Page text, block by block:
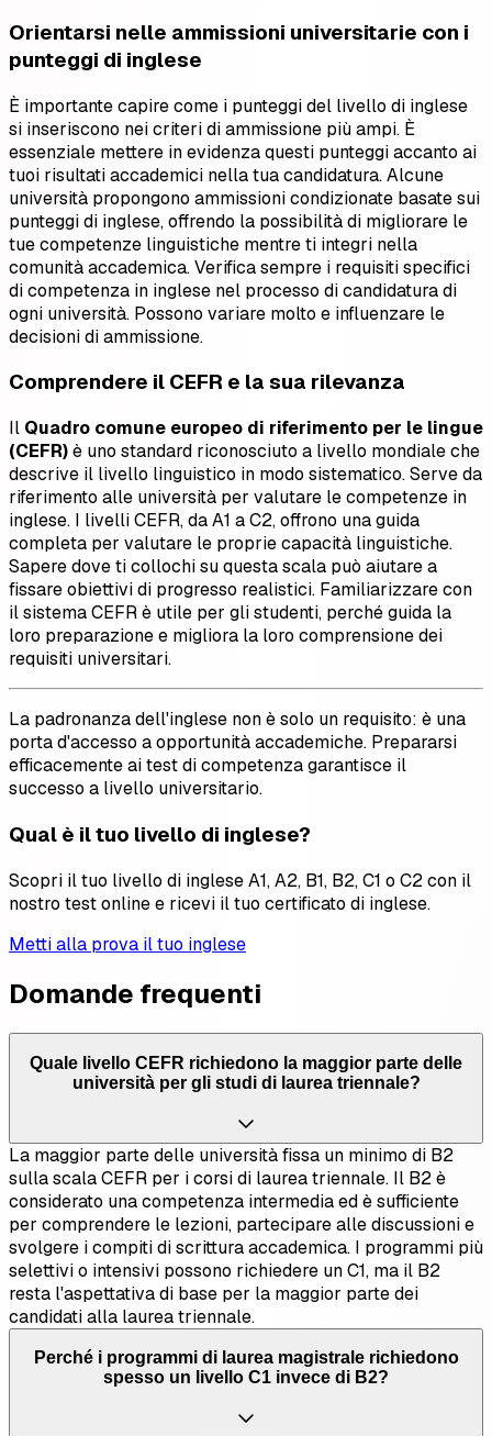
Orientarsi nelle ammissioni universitarie con i
punteggi di inglese
È importante capire come i punteggi del livello di inglese
si inseriscono nei criteri di ammissione più ampi. È
essenziale mettere in evidenza questi punteggi accanto ai
tuoi risultati accademici nella tua candidatura. Alcune
università propongono ammissioni condizionate basate sui
punteggi di inglese, offrendo la possibilità di migliorare le
tue competenze linguistiche mentre ti integri nella
comunità accademica. Verifica sempre i requisiti specifici
di competenza in inglese nel processo di candidatura di
ogni università. Possono variare molto e influenzare le
decisioni di ammissione.
Comprendere il CEFR e la sua rilevanza
Il Quadro comune europeo di riferimento per le lingue
(CEFR)è uno standard riconosciuto a livello mondiale che
descrive il livello linguistico in modo sistematico. Serve da
riferimento alle università per valutare le competenze in
inglese. I livelli CEFR, da A1 a C2, offrono una guida
completa per valutare le proprie capacità linguistiche.
Sapere dove ti collochi su questa scala può aiutare a
fissare obiettivi di progresso realistici. Familiarizzare con
il sistema CEFR è utile per gli studenti, perché guida la
loro preparazione e migliora la loro comprensione dei
requisiti universitari.
La padronanza dell'inglese non è solo un requisito: è una
porta d'accesso a opportunità accademiche. Prepararsi
efficacemente ai test di competenza garantisce il
successo a livello universitario.
Qual è il tuo livello di inglese?
Scopri il tuo livello di inglese A1, A2, B1, B2, C1 o C2 con il
nostro test online e ricevi il tuo certificato di inglese.
Metti alla prova il tuo inglese
Domande frequenti
Quale livello CEFR richiedono la maggior parte delle
università per gli studi di laurea triennale?
La maggior parte delle università fissa un minimo di B2
sulla scala CEFR per i corsi di laurea triennale. Il B2 è
considerato una competenza intermedia ed è sufficiente
per comprendere le lezioni, partecipare alle discussioni e
svolgere i compiti di scrittura accademica. I programmi più
selettivi o intensivi possono richiedere un C1, ma il B2
resta l'aspettativa di base per la maggior parte dei
candidati alla laurea triennale.
Perché i programmi di laurea magistrale richiedono
spesso un livello C1 invece di B2?